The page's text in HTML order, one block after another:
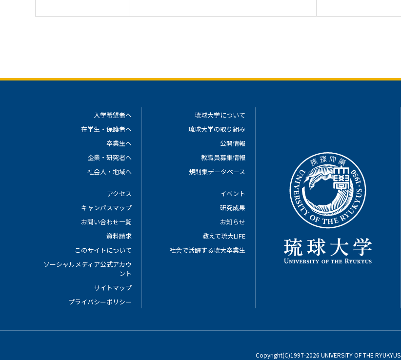
入学希望者へ
在学生・保護者へ
卒業生へ
企業・研究者へ
社会人・地域へ
アクセス
キャンパスマップ
お問い合わせ一覧
資料請求
このサイトについて
ソーシャルメディア公式アカウ
ント
サイトマップ
プライバシーポリシー
琉球大学について
琉球大学の取り組み
公開情報
教職員募集情報
規則集データベース
イベント
研究成果
お知らせ
教えて琉大LIFE
社会で活躍する琉大卒業生
Copyright(C)1997-2026 UNIVERSITY OF THE RYUKYUS